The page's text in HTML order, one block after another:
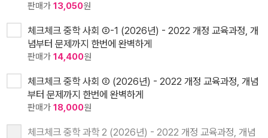
판매가 13,050원
체크체크 중학 사회 ②-1 (2026년) - 2022 개정 교육과정, 개
념부터 문제까지 한번에 완벽하게
판매가 14,400원
체크체크 중학 사회 ② (2026년) - 2022 개정 교육과정, 개념
부터 문제까지 한번에 완벽하게
판매가 18,000원
체크체크 중학 과학 2 (2026년) - 2022 개정 교육과정, 개념